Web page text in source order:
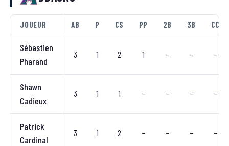
JOUEUR AB P CS PP 2B 3B CC
Sébastien
Pharand
3 1 2 1 – – –
Shawn
Cadieux
3 1 1 – – – –
Patrick
Cardinal
3 1 2 – – – –